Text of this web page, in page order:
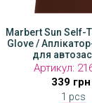
Marbert Sun Self-
Glove /
для
Артикул:
339 грн
1 pcs